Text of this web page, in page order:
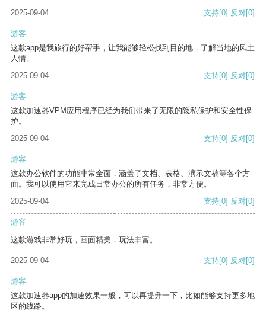
2025-09-04 支持[0] 反对[0]
游客
这款app是我旅行的好帮手，让我能够轻松找到目的地，了解当地的风土
人情。
2025-09-04
支持[0] 反对[0]
游客
这款加速器VPM应用程序已经为我们带来了无限的隐私保护和安全性保
护。
2025-09-04
支持[0] 反对[0]
游客
这款办公软件的功能非常全面，涵盖了文档、表格、演示文稿等各个方
面。我可以使用它来完成日常办公的所有任务，非常方便。
2025-09-04
支持[0] 反对[0]
游客
这款游戏非常好玩，画面精美，玩法丰富。
2025-09-04 支持[0] 反对[0]
游客
这款加速器app的加速效果一般，可以再提升一下，比如能够支持更多地
区的线路。